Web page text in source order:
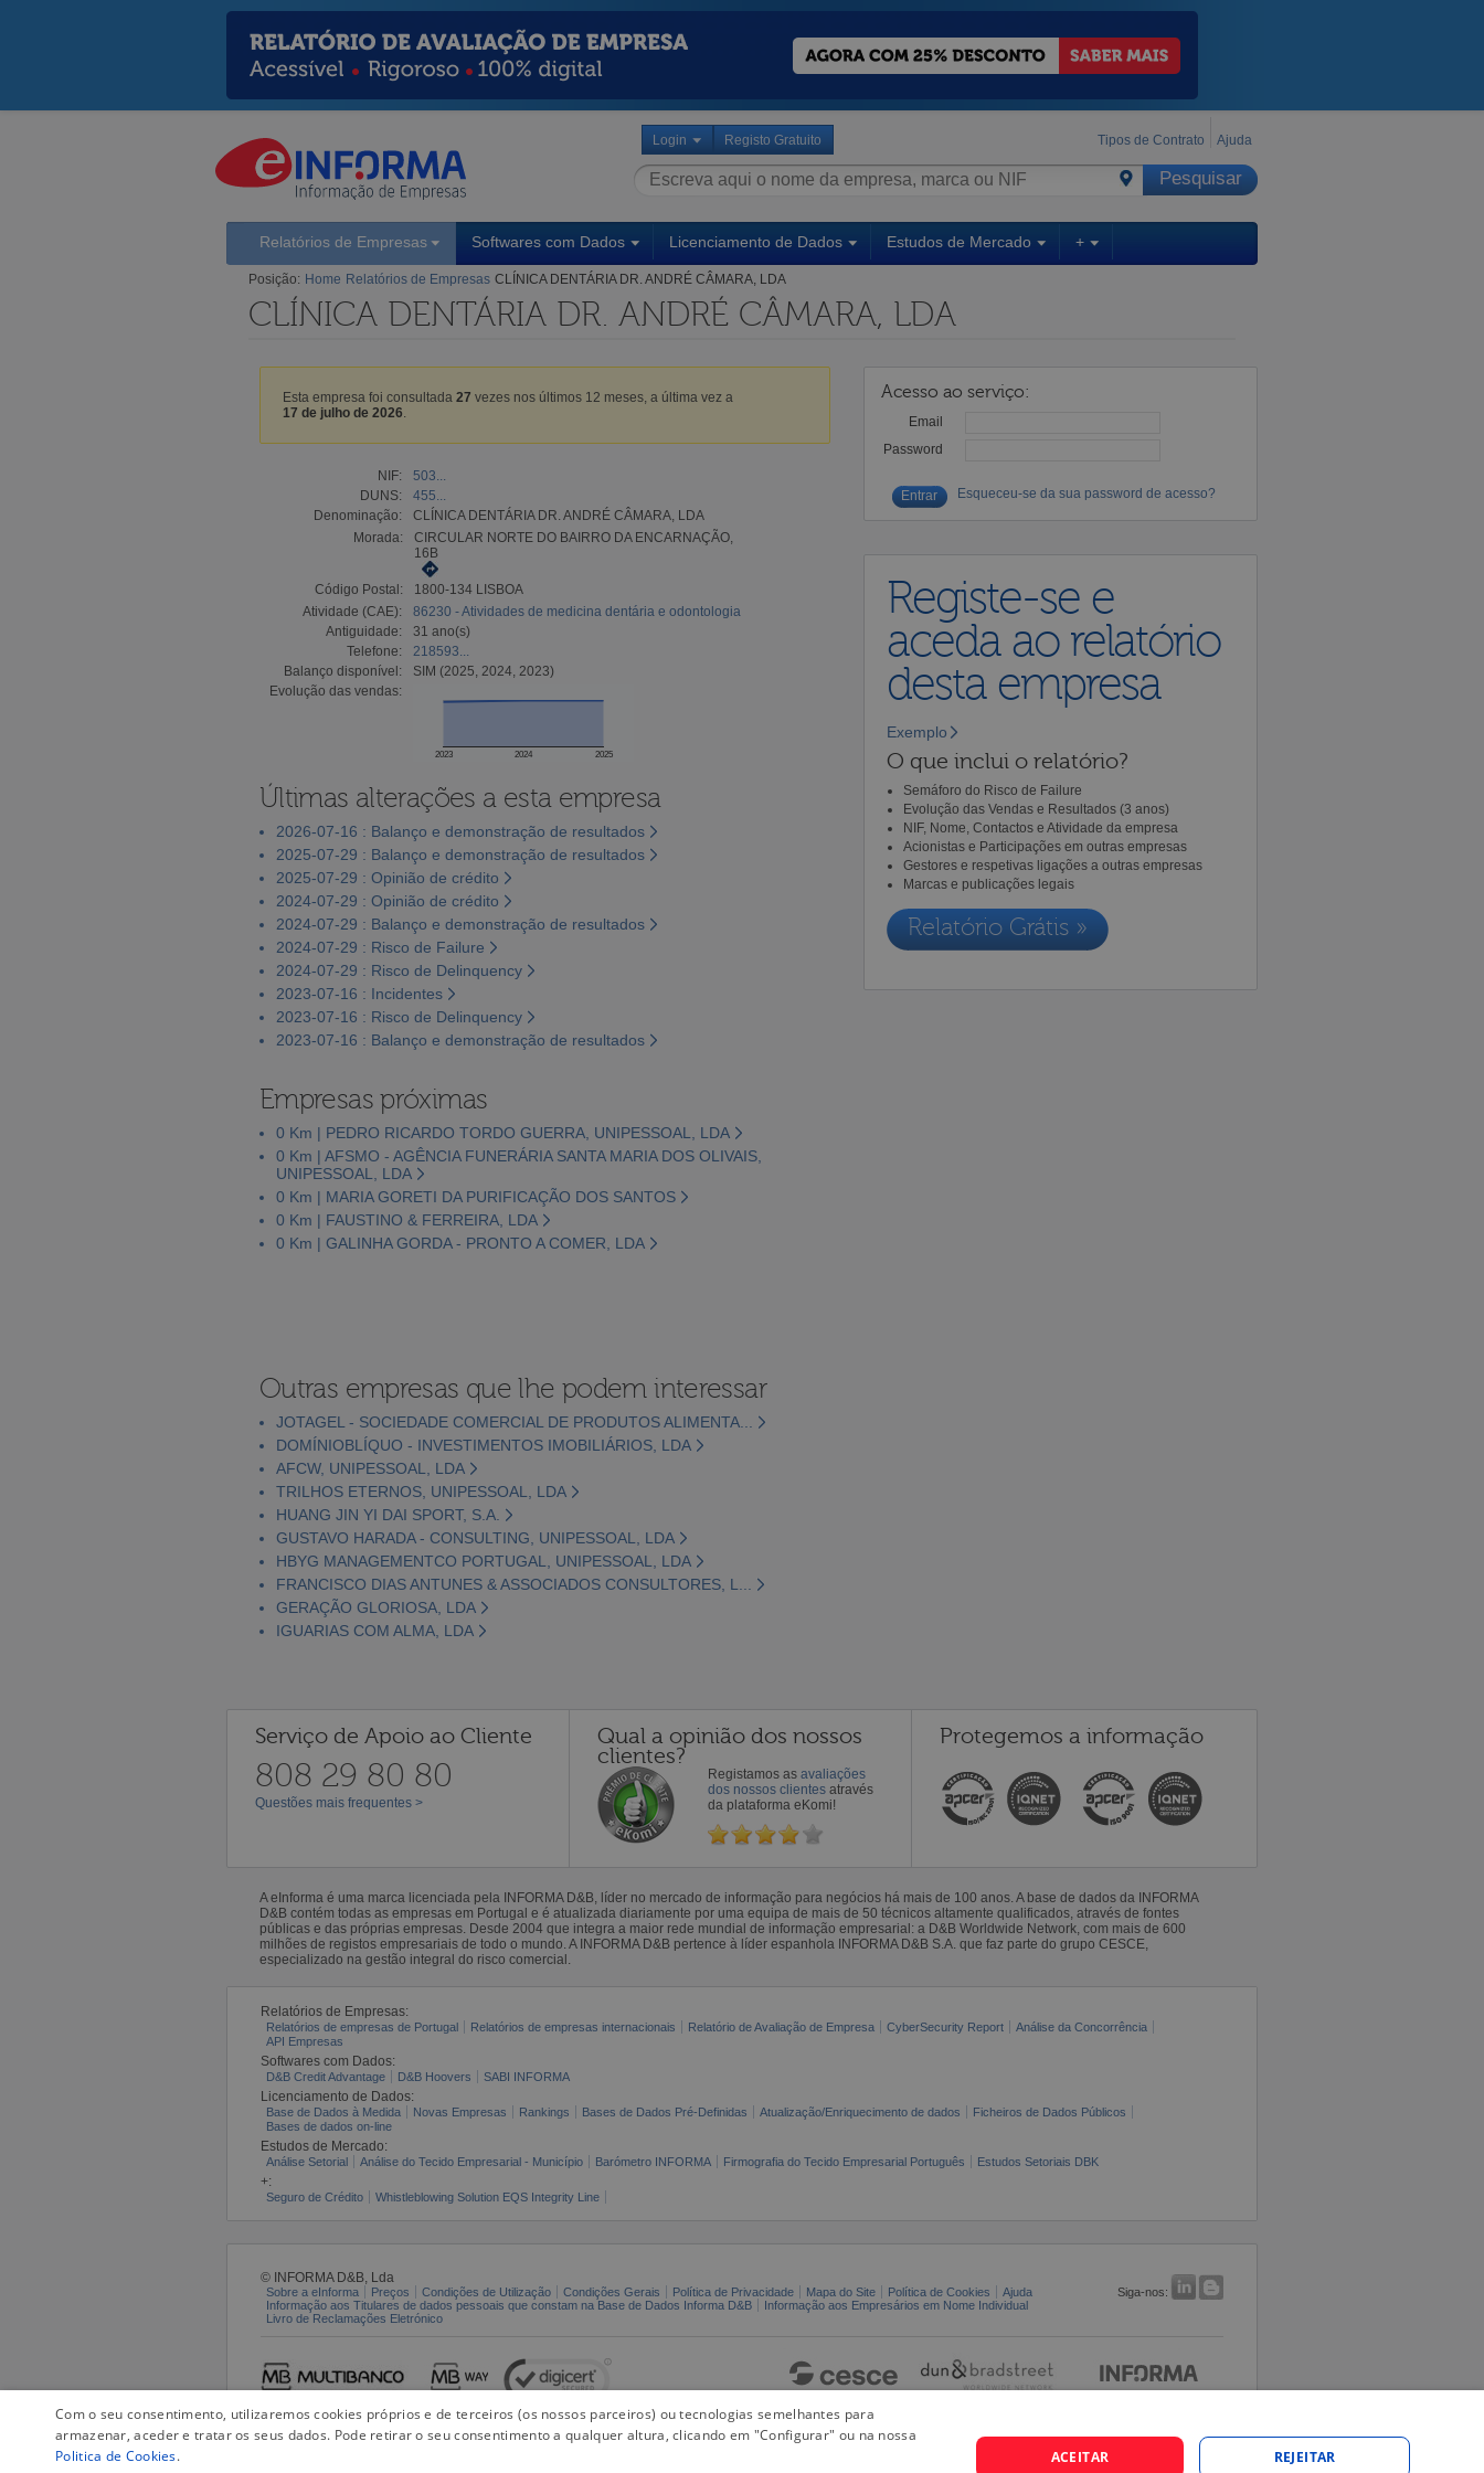
Login Registo Gratuito Tipos de Contrato Ajuda
Relatórios de Empresas Softwares com Dados Licenciamento de Dados Estudos de Mercado +
Posição: Home Relatórios de Empresas CLÍNICA DENTÁRIA DR. ANDRÉ CÂMARA, LDA
CLÍNICA DENTÁRIA DR. ANDRÉ CÂMARA, LDA
Esta empresa foi consultada 27 vezes nos últimos 12 meses, a última vez a
17 de julho de 2026
NIF:
503...
DUNS:
455...
Denominação:
CLÍNICA DENTÁRIA DR. ANDRÉ CÂMARA, LDA
Morada:
CIRCULAR NORTE DO BAIRRO DA ENCARNAÇÃO,
16B
Código Postal:
1800-134 LISBOA
Atividade (CAE):
86230 - Atividades de medicina dentária e odontologia
Antiguidade:
31 ano(s)
Telefone:
218593...
Balanço disponível:
SIM (2025, 2024, 2023)
Evolução das vendas:
2023 2024 2025
Últimas alterações a esta empresa
2026-07-16 : Balanço e demonstração de resultados
2025-07-29 : Balanço e demonstração de resultados
2025-07-29 : Opinião de crédito
2024-07-29 : Opinião de crédito
2024-07-29 : Balanço e demonstração de resultados
2024-07-29 : Risco de Failure
2024-07-29 : Risco de Delinquency
2023-07-16 : Incidentes
2023-07-16 : Risco de Delinquency
2023-07-16 : Balanço e demonstração de resultados
Empresas próximas
0 Km | PEDRO RICARDO TORDO GUERRA, UNIPESSOAL, LDA
0 Km | AFSMO - AGÊNCIA FUNERÁRIA SANTA MARIA DOS OLIVAIS,
UNIPESSOAL, LDA
0 Km | MARIA GORETI DA PURIFICAÇÃO DOS SANTOS
0 Km | FAUSTINO & FERREIRA, LDA
0 Km | GALINHA GORDA - PRONTO A COMER, LDA
Acesso ao serviço:
Email
Password
Esqueceu-se da sua password de acesso?
Registe-se e
aceda ao relatório
desta empresa
Exemplo
O que inclui o relatório?
Semáforo do Risco de Failure
Evolução das Vendas e Resultados (3 anos)
NIF, Nome, Contactos e Atividade da empresa
Acionistas e Participações em outras empresas
Gestores e respetivas ligações a outras empresas
Marcas e publicações legais
Relatório Grátis »
Outras empresas que lhe podem interessar
JOTAGEL - SOCIEDADE COMERCIAL DE PRODUTOS ALIMENTA...
DOMÍNIOBLÍQUO - INVESTIMENTOS IMOBILIÁRIOS, LDA
AFCW, UNIPESSOAL, LDA
TRILHOS ETERNOS, UNIPESSOAL, LDA
HUANG JIN YI DAI SPORT, S.A.
GUSTAVO HARADA - CONSULTING, UNIPESSOAL, LDA
HBYG MANAGEMENTCO PORTUGAL, UNIPESSOAL, LDA
FRANCISCO DIAS ANTUNES & ASSOCIADOS CONSULTORES, L...
GERAÇÃO GLORIOSA, LDA
IGUARIAS COM ALMA, LDA
Serviço de Apoio ao Cliente
808 29 80 80
Questões mais frequentes >
Qual a opinião dos nossos
clientes?
Registamos as avaliações
dos nossos clientes através
da plataforma eKomi!
Protegemos a informação
A eInforma é uma marca licenciada pela INFORMA D&B, líder no mercado de informação para negócios há mais de 100 anos. A base de dados da INFORMA
D&B contém todas as empresas em Portugal e é atualizada diariamente por uma equipa de mais de 50 técnicos altamente qualificados, através de fontes
públicas e das próprias empresas. Desde 2004 que integra a maior rede mundial de informação empresarial: a D&B Worldwide Network, com mais de 600
milhões de registos empresariais de todo o mundo. A INFORMA D&B pertence à líder espanhola INFORMA D&B S.A. que faz parte do grupo CESCE,
especializado na gestão integral do risco comercial.
Relatórios de Empresas:
Relatórios de empresas de Portugal Relatórios de empresas internacionais Relatório de Avaliação de Empresa CyberSecurity Report
Análise da Concorrência
API Empresas
Softwares com Dados:
D&B Credit Advantage D&B Hoovers SABI INFORMA
Licenciamento de Dados:
Base de Dados à Medida Novas Empresas Rankings Bases de Dados Pré-Definidas Atualização/Enriquecimento de dados
Ficheiros de Dados Públicos
Bases de dados on-line
Estudos de Mercado:
Análise Setorial Análise do Tecido Empresarial - Município Barómetro INFORMA Firmografia do Tecido Empresarial Português Estudos Setoriais DBK
+:
Seguro de Crédito Whistleblowing Solution EQS Integrity Line
© INFORMA D&B, Lda
Sobre a eInforma Preços Condições de Utilização Condições Gerais Política de Privacidade Mapa do Site Política de Cookies Ajuda
Siga-nos:
Informação aos Titulares de dados pessoais que constam na Base de Dados Informa D&B
Informação aos Empresários em Nome Individual
Livro de Reclamações Eletrónico
Com o seu consentimento, utilizaremos cookies próprios e de terceiros (os nossos parceiros) ou tecnologias semelhantes para
armazenar, aceder e tratar os seus dados. Pode retirar o seu consentimento a qualquer altura, clicando em "Configurar" ou na nossa
Politica de Cookies. ACEITAR REJEITAR